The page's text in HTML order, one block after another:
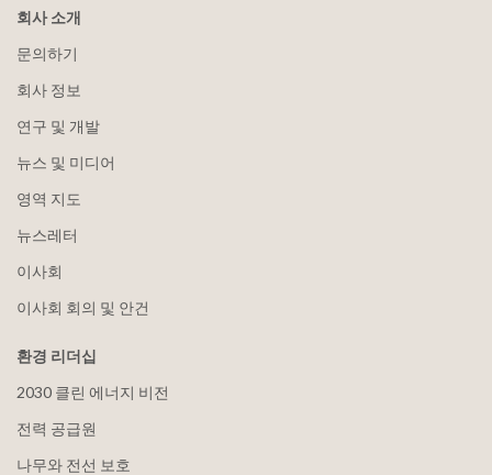
회사 소개
문의하기
회사 정보
연구 및 개발
뉴스 및 미디어
영역 지도
뉴스레터
이사회
이사회 회의 및 안건
환경 리더십
2030 클린 에너지 비전
전력 공급원
나무와 전선 보호